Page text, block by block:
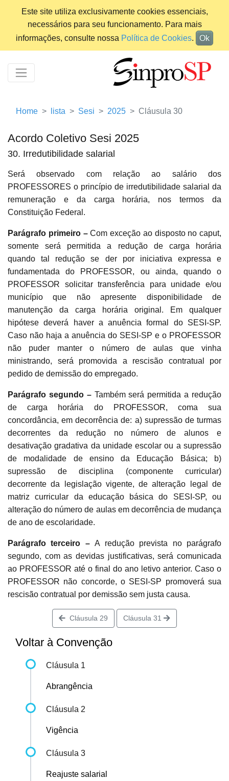
Este site utiliza exclusivamente cookies essenciais,
necessários para seu funcionamento. Para mais
informações, consulte nossa Política de Cookies. Ok
Home lista Sesi 2025 Cláusula 30
Acordo Coletivo Sesi 2025
30. Irredutibilidade salarial
Será observado com relação ao salário dos
PROFESSORES o princípio de irredutibilidade salarial da
remuneração e da carga horária, nos termos da
Constituição Federal.
Parágrafo primeiro –Com exceção ao disposto no caput,
somente será permitida a redução de carga horária
quando tal redução se der por iniciativa expressa e
fundamentada do PROFESSOR, ou ainda, quando o
PROFESSOR solicitar transferência para unidade e/ou
município que não apresente disponibilidade de
manutenção da carga horária original. Em qualquer
hipótese deverá haver a anuência formal do SESI-SP.
Caso não haja a anuência do SESI-SP e o PROFESSOR
não puder manter o número de aulas que vinha
ministrando, será promovida a rescisão contratual por
pedido de demissão do empregado.
Parágrafo segundo –Também será permitida a redução
de carga horária do PROFESSOR, coma sua
concordância, em decorrência de: a) supressão de turmas
decorrentes da redução no número de alunos e
desativação gradativa da unidade escolar ou a supressão
de modalidade de ensino da Educação Básica; b)
supressão de disciplina (componente curricular)
decorrente da legislação vigente, de alteração legal de
matriz curricular da educação básica do SESI-SP, ou
alteração do número de aulas em decorrência de mudança
de ano de escolaridade.
Parágrafo terceiro –A redução prevista no parágrafo
segundo, com as devidas justificativas, será comunicada
ao PROFESSOR até o final do ano letivo anterior. Caso o
PROFESSOR não concorde, o SESI-SP promoverá sua
rescisão contratual por demissão sem justa causa.
Cláusula 29 Cláusula 31
Voltar à Convenção
Cláusula 1
Abrangência
Cláusula 2
Vigência
Cláusula 3
Reajuste salarial